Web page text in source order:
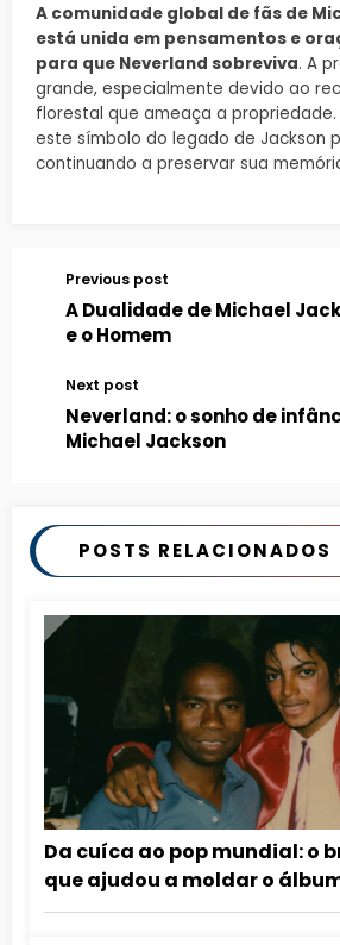
A comunidade global de fãs de
está unida em pensamentos e
para que Neverland sobreviva. A
grande, especialmente devido ao
florestal que ameaça a
este símbolo do legado de Jackson
continuando a preservar sua
Previous post
A Dualidade de Michael
e o Homem
Next post
Neverland: o sonho de
Michael Jackson
POSTS RELACIONADOS
Da cuíca ao pop mundial: o
que ajudou a moldar o álbum
de Michael Jackson